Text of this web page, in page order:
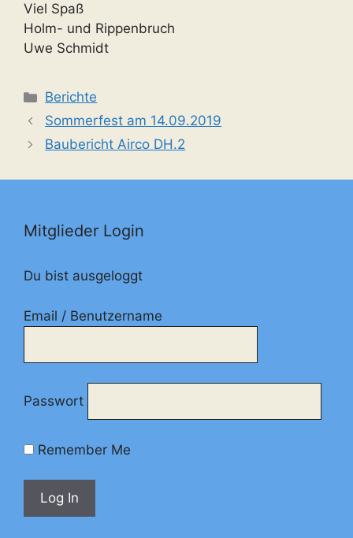
Viel Spaß
Holm- und Rippenbruch
Uwe Schmidt
Kategorien
Berichte
Sommerfest am 14.09.2019
Baubericht Airco DH.2
Mitglieder Login
Du bist ausgeloggt
Email / Benutzername
Passwort
Remember Me